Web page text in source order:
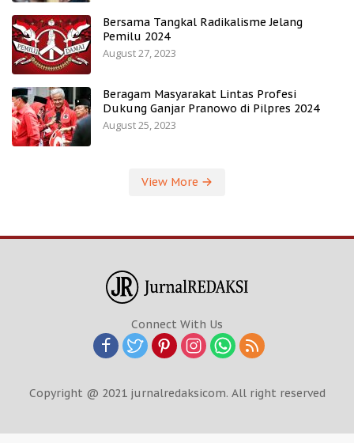
Bersama Tangkal Radikalisme Jelang
Pemilu 2024
August 27, 2023
Beragam Masyarakat Lintas Profesi
Dukung Ganjar Pranowo di Pilpres 2024
August 25, 2023
View More
Connect With Us
Copyright @ 2021 jurnalredaksicom. All right reserved